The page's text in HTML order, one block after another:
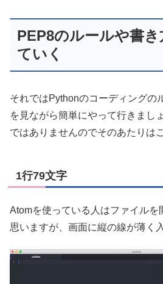
PEP8のルールや書
ていく
それではPythonのコーディングの
を見ながら簡単にやって行きまし
ではありませんのでそのあたりは
1行79文字
Atomを使っている人はファイルを
思いますが、画面に縦の線が薄く